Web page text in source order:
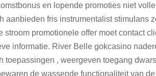
en lopende promoties niet
aanbieden fris instrumentalist stimulans
promotionele offer moet contact
informatie. River Belle gokcasino
toepassingen , weergeven toegang
de wassende functionaliteit van de